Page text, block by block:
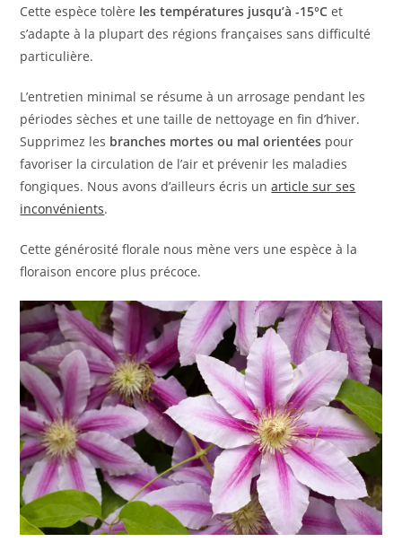
Cette espèce tolère les températures jusqu’à -15°C et
s’adapte à la plupart des régions françaises sans difficulté
particulière.
L’entretien minimal se résume à un arrosage pendant les
périodes sèches et une taille de nettoyage en fin d’hiver.
Supprimez les branches mortes ou mal orientées pour
favoriser la circulation de l’air et prévenir les maladies
fongiques. Nous avons d’ailleurs écris unarticle sur ses
inconvénients.
Cette générosité florale nous mène vers une espèce à la
floraison encore plus précoce.